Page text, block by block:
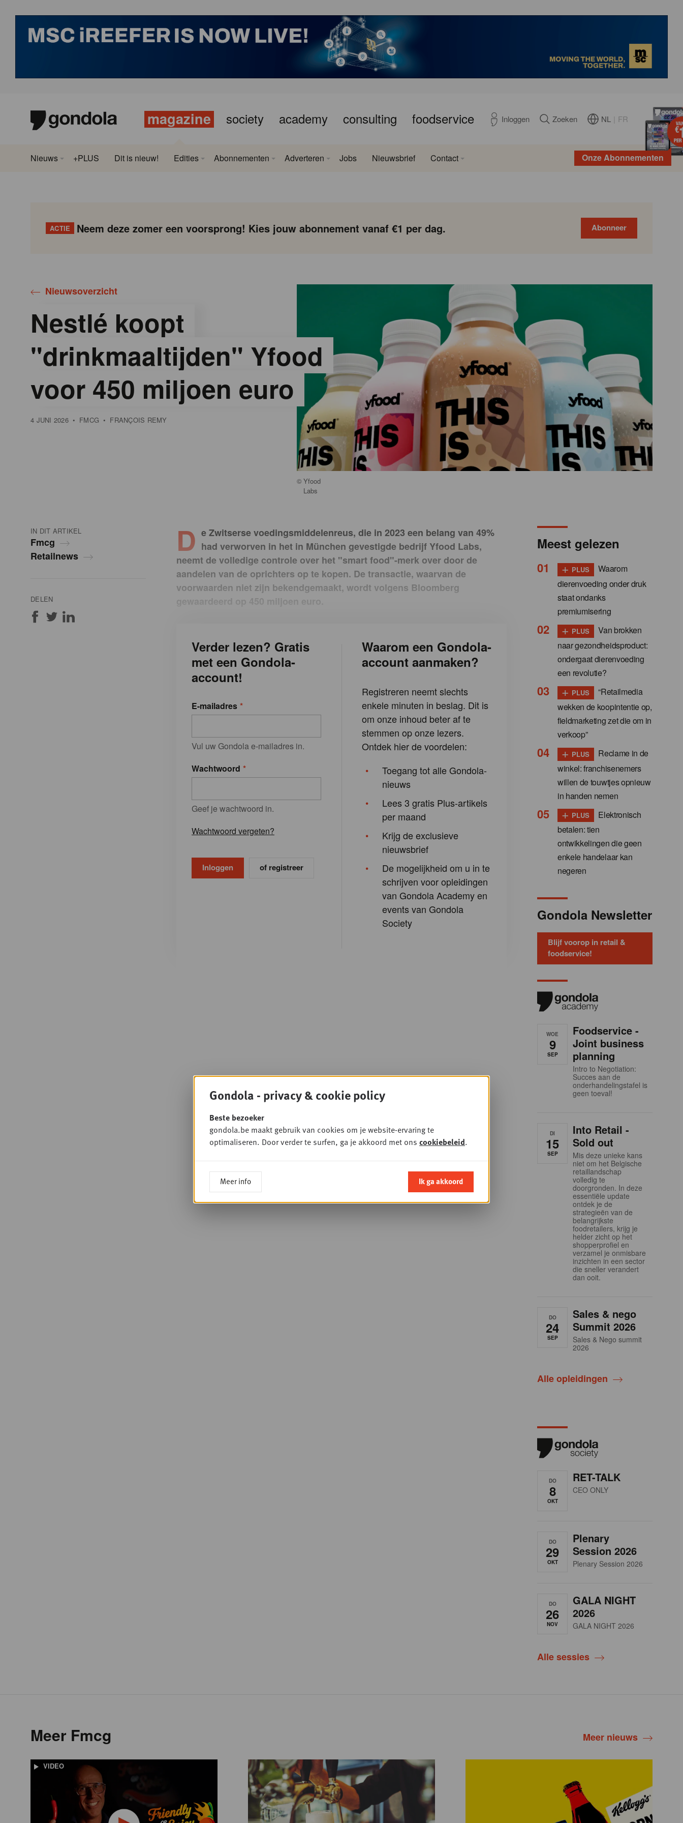
magazine society academy consulting foodservice Inloggen Zoeken NL FR
Onze Abonnementen
Nieuws +PLUS Dit is nieuw! Edities Abonnementen Adverteren Jobs Nieuwsbrief Contact
ACTIE Neem deze zomer een voorsprong! Kies jouw abonnement vanaf €1 per dag. Abonneer
Nieuwsoverzicht
Nestlé koopt
"drinkmaaltijden" Yfood
voor 450 miljoen euro
4 JUNI 2026 • FMCG • FRANÇOIS REMY
©Yfood
Labs
IN DIT ARTIKEL
Fmcg
Retailnews
DELEN
D e Zwitserse voedingsmiddelenreus, die in 2023 een belang van 49%
had verworven in het in München gevestigde bedrijf Yfood Labs,
neemt de volledige controle over het "smart food"-merk over door de
aandelen van de oprichters op te kopen. De transactie, waarvan de
voorwaarden niet zijn bekendgemaakt, wordt volgens Bloomberg
gewaardeerd op 450 miljoen euro.
Verder lezen? Gratis
met een Gondola-
account!
E-mailadres
Vul uw Gondola e-mailadres in.
Wachtwoord
Geef je wachtwoord in.
Wachtwoord vergeten?
of registreer
Waarom een Gondola-
account aanmaken?
Registreren neemt slechts
enkele minuten in beslag. Dit is
om onze inhoud beter af te
stemmen op onze lezers.
Ontdek hier de voordelen:
Toegang tot alle Gondola-
nieuws
Lees 3 gratis Plus-artikels
per maand
Krijg de exclusieve
nieuwsbrief
De mogelijkheid om u in te
schrijven voor opleidingen
van Gondola Academy en
events van Gondola
Society
Meest gelezen
+ PLUS
Waarom
dierenvoeding onder druk
staat ondanks
premiumisering
+ PLUS
Van brokken
naar gezondheidsproduct:
ondergaat dierenvoeding
een revolutie?
+ PLUS
“Retailmedia
wekken de koopintentie op,
fieldmarketing zet die om in
verkoop”
+ PLUS
Reclame in de
winkel: franchisenemers
willen de touwtjes opnieuw
in handen nemen
+ PLUS
Elektronisch
betalen: tien
ontwikkelingen die geen
enkele handelaar kan
negeren
Gondola Newsletter
Blijf voorop in retail &
foodservice!
WOE
9
SEP
Foodservice -
Joint business
planning
Intro to Negotiation:
Succes aan de
onderhandelingstafel is
geen toeval!
DI
15
SEP
Into Retail -
Sold out
Mis deze unieke kans
niet om het Belgische
retaillandschap
volledig te
doorgronden. In deze
essentiële update
ontdek je de
strategieën van de
belangrijkste
foodretailers, krijg je
helder zicht op het
shopperprofiel en
verzamel je onmisbare
inzichten in een sector
die sneller verandert
dan ooit.
DO
24
SEP
Sales & nego
Summit 2026
Sales & Nego summit
2026
Alle opleidingen
DO
8
OKT
RET-TALK
CEO ONLY
DO
29
OKT
Plenary
Session 2026
Plenary Session 2026
DO
26
NOV
GALA NIGHT
2026
GALA NIGHT 2026
Alle sessies
Meer Fmcg Meer nieuws
VIDEO
Gondola - privacy & cookie policy
Beste bezoeker
gondola.be maakt gebruik van cookies om je website-ervaring te
optimaliseren. Door verder te surfen, ga je akkoord met ons cookiebeleid.
Meer info Ik ga akkoord